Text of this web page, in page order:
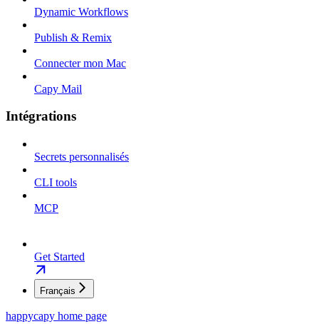
Dynamic Workflows
Publish & Remix
Connecter mon Mac
Capy Mail
Intégrations
Secrets personnalisés
CLI tools
MCP
Get Started
Français
happycapy home page